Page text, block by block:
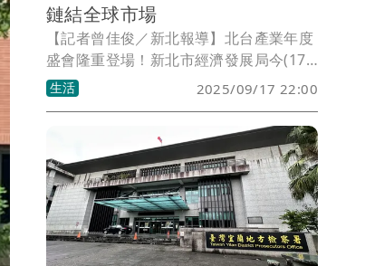
鏈結全球市場
【記者曾佳俊／新北報導】北台產業年度
盛會隆重登場！新北市經濟發展局今(17)
日舉辦「2025新北市國際採購商洽會」，
以「商洽媒合x產業論壇」雙主軸，規劃
國際一對一商洽、主題產業展示展售與趨
勢講座，串聯北台企業共同參與，展現產
業量能，協助廠商加速連結全球供應鏈、
拓展多元市場。市長侯友宜出席表示，面
對全球地緣政治變局與關稅挑戰，市府已
啟動企業紓困、穩定物價、就業穩定等專
案小組，即時掌握產業與市場動態。
生活 2025/09/17 22:00